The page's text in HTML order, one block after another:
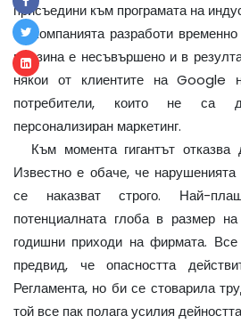
присъедини към програмата на
Компанията разработи
мнозина е несъвършено и в
някои от клиентите на Google
потребители, които не са
персонализиран маркетинг.
Към момента гигантът отказва
Известно е обаче, че
се наказват строго. Най-
потенциалната глоба в размер
годишни приходи на фирмата.
предвид, че опасността
Регламента, но би се стоварила
той все пак полага усилия